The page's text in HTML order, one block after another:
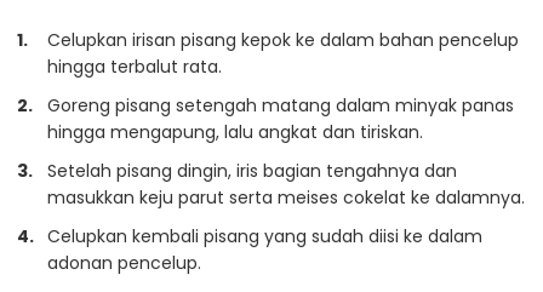
Celupkan irisan pisang kepok ke dalam bahan pencelup
hingga terbalut rata.
Goreng pisang setengah matang dalam minyak panas
hingga mengapung, lalu angkat dan tiriskan.
Setelah pisang dingin, iris bagian tengahnya dan
masukkan keju parut serta meises cokelat ke dalamnya.
Celupkan kembali pisang yang sudah diisi ke dalam
adonan pencelup.